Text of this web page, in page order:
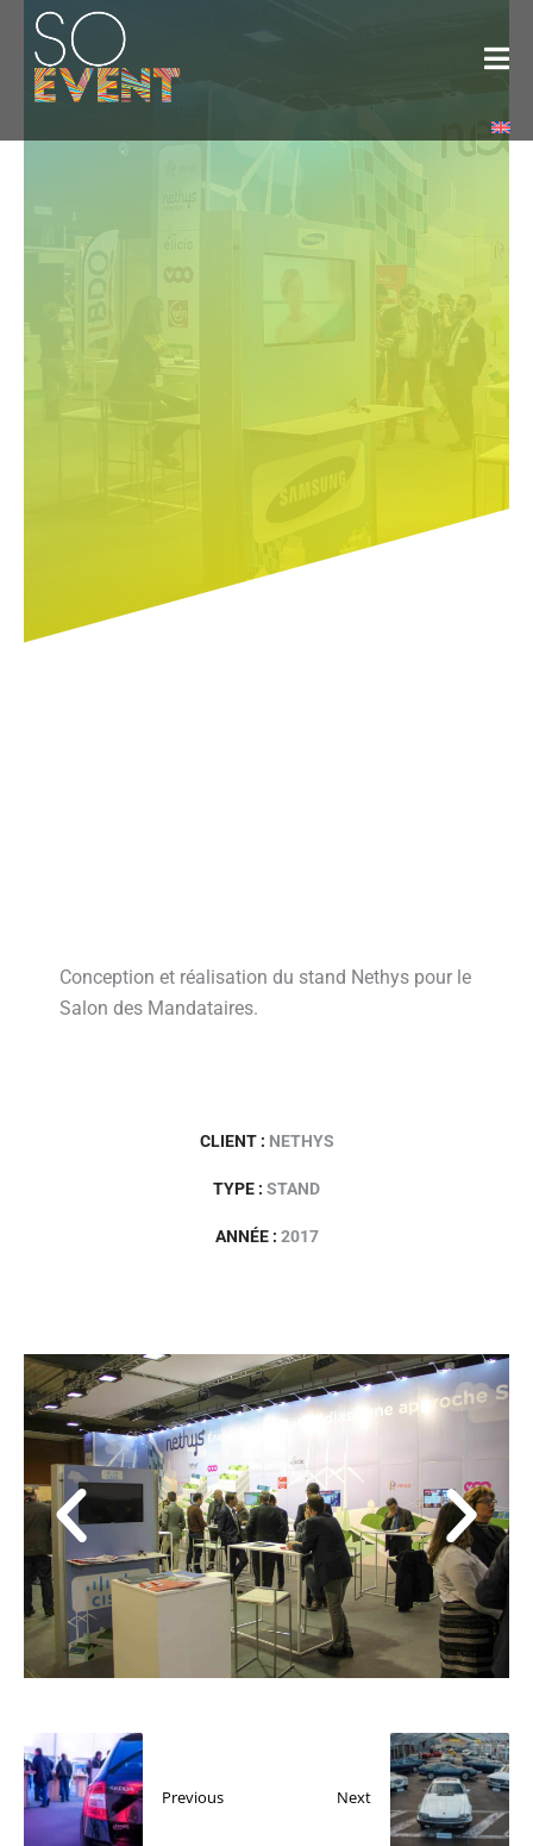
Conception et réalisation du stand Nethys pour le
Salon des Mandataires.
CLIENT : NETHYS
TYPE : STAND
ANNÉE : 2017
Previous Next